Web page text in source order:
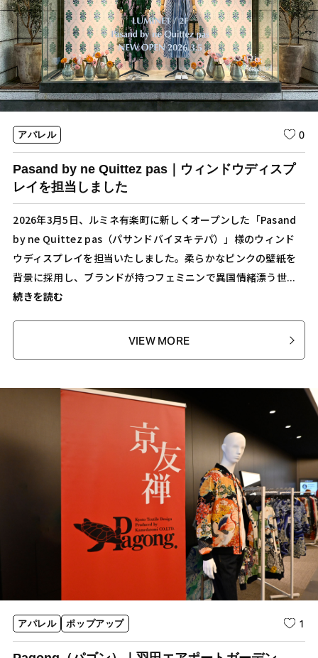
アパレル 0
Pasand by ne Quittez pas｜ウィンドウディスプ
レイを担当しました
2026年3月5日、ルミネ有楽町に新しくオープンした「Pasand
by ne Quittez pas（パサンドバイヌキテパ）」様のウィンド
ウディスプレイを担当いたしました。柔らかなピンクの壁紙を
背景に採用し、ブランドが持つフェミニンで異国情緒漂う世...
続きを読む
VIEW MORE
アパレル ポップアップ 1